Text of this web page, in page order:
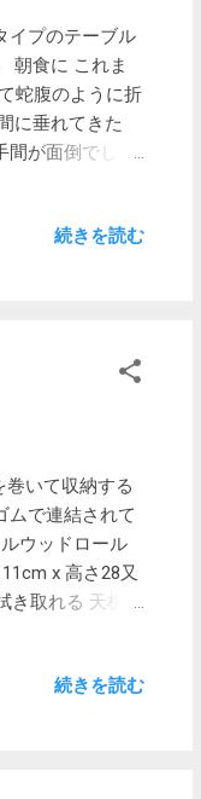
イレブンがあ
と地酒の店「
は普通の宿泊
ので注意です。
イプのテーブル
朝食に これま
蛇腹のように折
に垂れてきた
が面倒でし
前からある製品
。 本来の使い方
も考えていま
ント内の床に
いずれ飛行機
ースにも入り
があります ア
約55×35×（高
続きを読む
いて収納する
ムで連結されて
ウッドロール
x 高さ28又
き取れる 天板が
拭き取りにくい
続きを読む